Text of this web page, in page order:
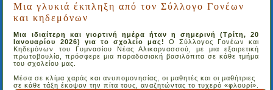
Μια γλυκιά έκπληξη από τον Σύλλογο Γονέων
και κηδεμόνων
Μια ιδιαίτερη και γιορτινή ημέρα ήταν η σημερινή (Τρίτη, 20
Ιανουαρίου 2026) για το σχολείο μας!
Ο Σύλλογος Γονέων και
Κηδεμόνων του Γυμνασίου Νέας Αλικαρνασσού, με μια εξαιρετική
πρωτοβουλία, πρόσφερε μια παραδοσιακή βασιλόπιτα σε κάθε τμήμα
του σχολείου μας.
Μέσα σε κλίμα χαράς και ανυπομονησίας, οι μαθητές και οι μαθήτριες
σε κάθε τάξη έκοψαν την πίτα τους, αναζητώντας το τυχερό «φλουρί».